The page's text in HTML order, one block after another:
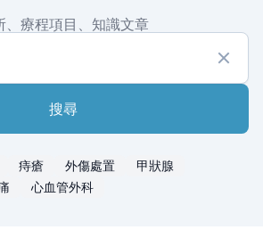
我是醫療人員
、療程項目、知識文章
搜尋
痔瘡 外傷處置
甲狀腺
心血管外科